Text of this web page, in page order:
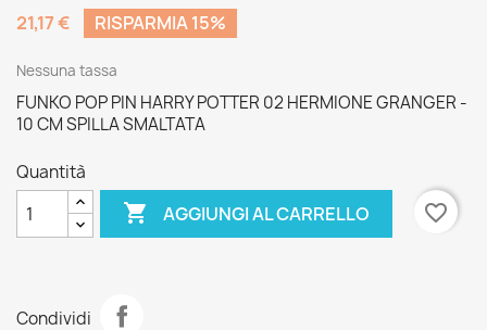
21,17 €
RISPARMIA 15%
Nessuna tassa
FUNKO POP PIN HARRY POTTER 02 HERMIONE GRANGER -
10 CM SPILLA SMALTATA
Quantità
 AGGIUNGI AL CARRELLO favorite_border
Condividi